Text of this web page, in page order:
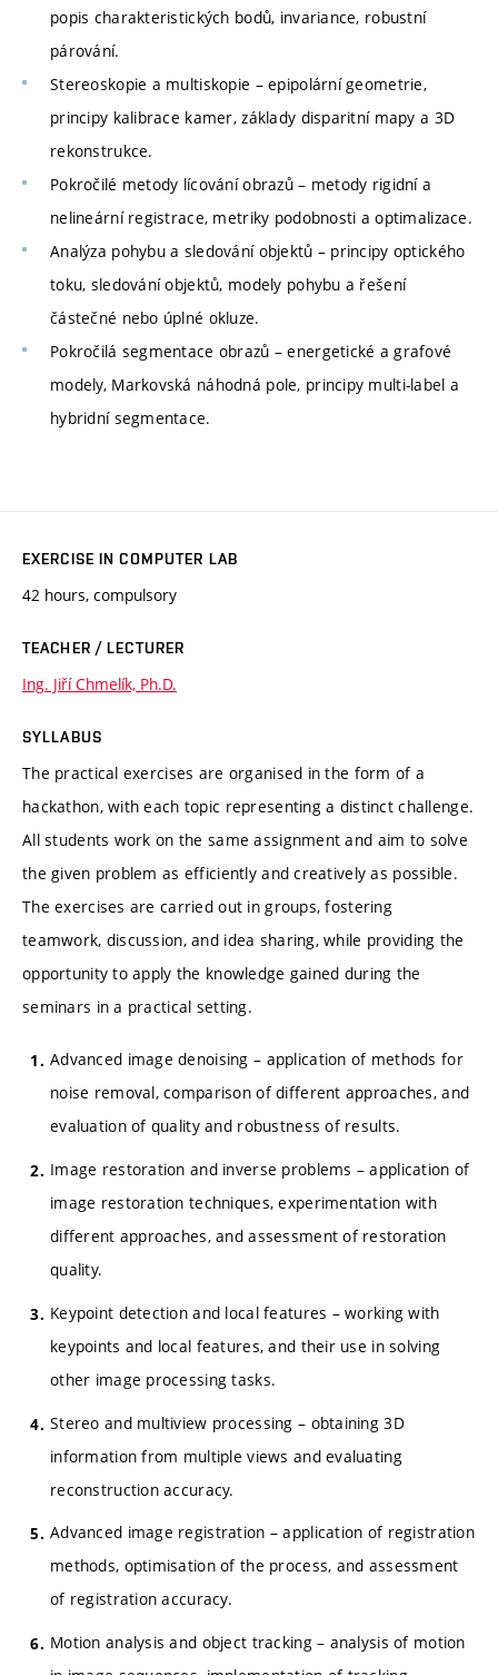
popis charakteristických bodů, invariance, robustní
párování.
Stereoskopie a multiskopie – epipolární geometrie,
principy kalibrace kamer, základy disparitní mapy a 3D
rekonstrukce.
Pokročilé metody lícování obrazů – metody rigidní a
nelineární registrace, metriky podobnosti a optimalizace.
Analýza pohybu a sledování objektů – principy optického
toku, sledování objektů, modely pohybu a řešení
částečné nebo úplné okluze.
Pokročilá segmentace obrazů – energetické a grafové
modely, Markovská náhodná pole, principy multi-label a
hybridní segmentace.
EXERCISE IN COMPUTER LAB
42 hours, compulsory
TEACHER / LECTURER
Ing. Jiří Chmelík, Ph.D.
SYLLABUS
The practical exercises are organised in the form of a
hackathon, with each topic representing a distinct challenge.
All students work on the same assignment and aim to solve
the given problem as efficiently and creatively as possible.
The exercises are carried out in groups, fostering
teamwork, discussion, and idea sharing, while providing the
opportunity to apply the knowledge gained during the
seminars in a practical setting.
Advanced image denoising – application of methods for
noise removal, comparison of different approaches, and
evaluation of quality and robustness of results.
Image restoration and inverse problems – application of
image restoration techniques, experimentation with
different approaches, and assessment of restoration
quality.
Keypoint detection and local features – working with
keypoints and local features, and their use in solving
other image processing tasks.
Stereo and multiview processing – obtaining 3D
information from multiple views and evaluating
reconstruction accuracy.
Advanced image registration – application of registration
methods, optimisation of the process, and assessment
of registration accuracy.
Motion analysis and object tracking – analysis of motion